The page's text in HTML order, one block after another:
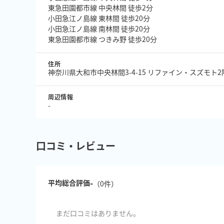
東急田園都市線 中央林間 徒歩2分
小田急江ノ島線 東林間 徒歩20分
小田急江ノ島線 南林間 徒歩20分
東急田園都市線 つきみ野 徒歩20分
住所
神奈川県大和市中央林間3-4-15 リファイン・スズモト2
周辺情報
-
口コミ・レビュー
平均総合評価-（0件）
まだ口コミはありません。